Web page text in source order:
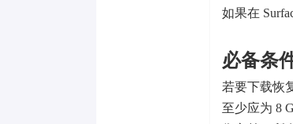
如果在
必备条
若要下载恢
至少应为 8